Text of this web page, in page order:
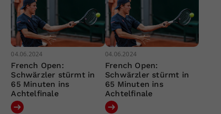
04.06.2024
French Open:
Schwärzler stürmt in
65 Minuten ins
Achtelfinale
04.06.2024
French Open:
Schwärzler stürmt in
65 Minuten ins
Achtelfinale